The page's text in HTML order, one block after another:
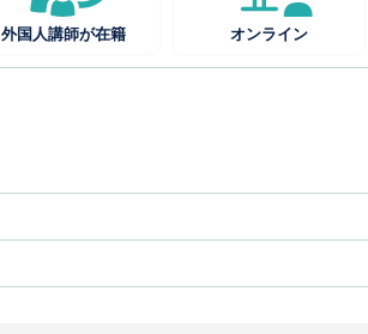
外国人講師が在籍 オンライン